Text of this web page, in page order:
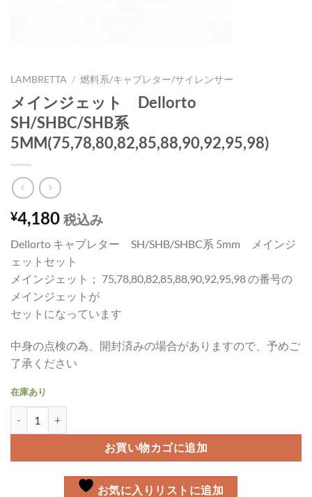
LAMBRETTA / 燃料系/キャブレター/サイレンサー
メインジェット Dellorto
SH/SHBC/SHB系
5MM(75,78,80,82,85,88,90,92,95,98)
¥4,180 税込み
Dellorto キャブレター SH/SHB/SHBC系 5mm メインジ
ェットセット
メインジェット； 75,78,80,82,85,88,90,92,95,98 の番号の
メインジェットが
セットになっています
中身の点検の為、開封済みの場合がありますので、予めご
了承ください
在庫あり
お買い物カゴに追加
お気に入りリストに追加